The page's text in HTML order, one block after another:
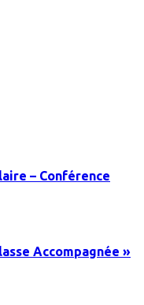
– Conférence
Accompagnée »